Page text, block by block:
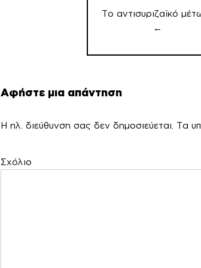
Το αντισυριζαϊκό
←
Αφήστε μια απάντηση
Η ηλ. διεύθυνση σας δεν δημοσιεύεται. Τα